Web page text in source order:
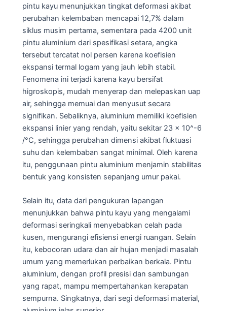
pintu kayu menunjukkan tingkat deformasi akibat
perubahan kelembaban mencapai 12,7% dalam
siklus musim pertama, sementara pada 4200 unit
pintu aluminium dari spesifikasi setara, angka
tersebut tercatat nol persen karena koefisien
ekspansi termal logam yang jauh lebih stabil.
Fenomena ini terjadi karena kayu bersifat
higroskopis, mudah menyerap dan melepaskan uap
air, sehingga memuai dan menyusut secara
signifikan. Sebaliknya, aluminium memiliki koefisien
ekspansi linier yang rendah, yaitu sekitar 23 x 10^-6
/°C, sehingga perubahan dimensi akibat fluktuasi
suhu dan kelembaban sangat minimal. Oleh karena
itu, penggunaan pintu aluminium menjamin stabilitas
bentuk yang konsisten sepanjang umur pakai.
Selain itu, data dari pengukuran lapangan
menunjukkan bahwa pintu kayu yang mengalami
deformasi seringkali menyebabkan celah pada
kusen, mengurangi efisiensi energi ruangan. Selain
itu, kebocoran udara dan air hujan menjadi masalah
umum yang memerlukan perbaikan berkala. Pintu
aluminium, dengan profil presisi dan sambungan
yang rapat, mampu mempertahankan kerapatan
sempurna. Singkatnya, dari segi deformasi material,